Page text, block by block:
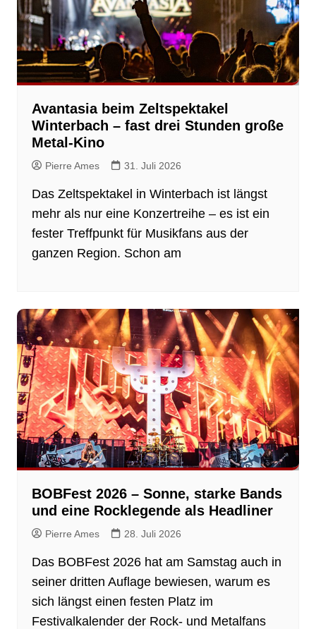
Avantasia beim Zeltspektakel
Winterbach – fast drei Stunden große
Metal-Kino
Pierre Ames 31. Juli 2026
Das Zeltspektakel in Winterbach ist längst
mehr als nur eine Konzertreihe – es ist ein
fester Treffpunkt für Musikfans aus der
ganzen Region. Schon am
BOBFest 2026 – Sonne, starke Bands
und eine Rocklegende als Headliner
Pierre Ames 28. Juli 2026
Das BOBFest 2026 hat am Samstag auch in
seiner dritten Auflage bewiesen, warum es
sich längst einen festen Platz im
Festivalkalender der Rock- und Metalfans